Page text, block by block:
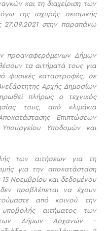
και τη διαχείριση των
της ισχυρής σεισμικής
27.09.2021 στην παραπάνω
προαναφερόμενων Δήμων
τα αιτήματά τους για
φυσικές καταστροφές, σε
Αρχής Δημοσίων
πλήρως ο τεχνικός
τους, από κλιμάκια
Επιπτώσεων
Υποδομών και
των αιτήσεων για τη
για την αποκατάσταση
15 Νοεμβρίου και δεδομένου
προβλέπεται να έχουν
από κοινού την
αιτήματος των
των Δήμων Αρχανών –